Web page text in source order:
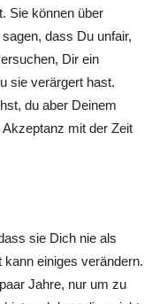
Sie können über
dass Du unfair,
Dir ein
sie verärgert hast.
du aber Deinem
mit der Zeit
sie Dich nie als
einiges verändern.
Jahre, nur um zu